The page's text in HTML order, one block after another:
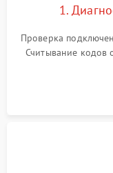
1.
Проверка
Считывание кодов
выявления